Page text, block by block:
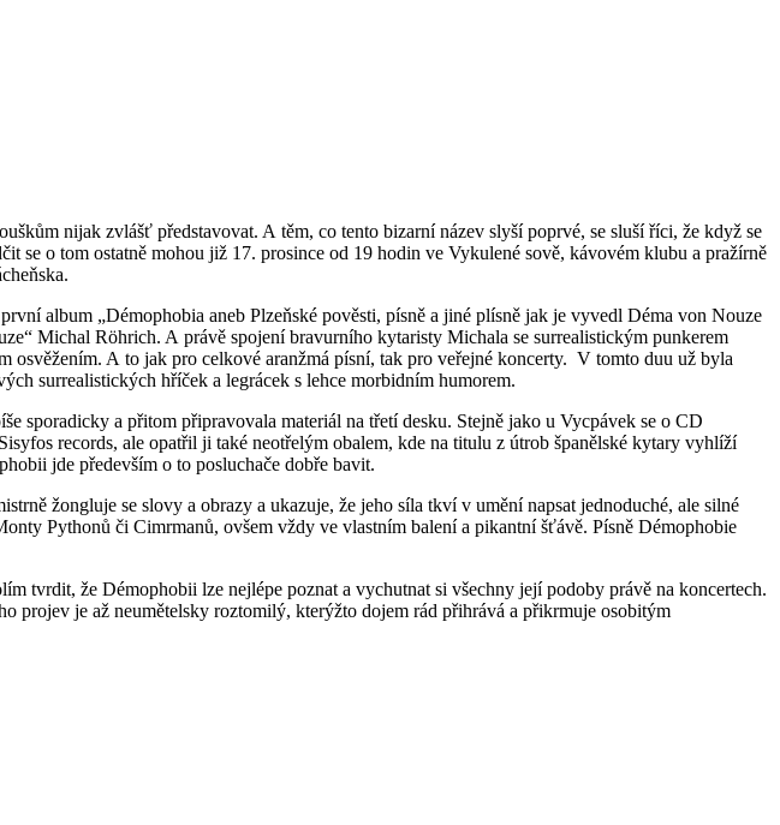
nijak zvlášť představovat. A těm, co tento bizarní název slyší poprvé, se sluší říci, že když se
o tom ostatně mohou již 17. prosince od 19 hodin ve Vykulené sově, kávovém klubu a pražírně
album „Démophobia aneb Plzeňské pověsti, písně a jiné plísně jak je vyvedl Déma von Nouze
Michal Röhrich. A právě spojení bravurního kytaristy Michala se surrealistickým punkerem
osvěžením. A to jak pro celkové aranžmá písní, tak pro veřejné koncerty. V tomto duu už byla
surrealistických hříček a legrácek s lehce morbidním humorem.
sporadicky a přitom připravovala materiál na třetí desku. Stejně jako u Vycpávek se o CD
records, ale opatřil ji také neotřelým obalem, kde na titulu z útrob španělské kytary vyhlíží
jde především o to posluchače dobře bavit.
žongluje se slovy a obrazy a ukazuje, že jeho síla tkví v umění napsat jednoduché, ale silné
Pythonů či Cimrmanů, ovšem vždy ve vlastním balení a pikantní šťávě. Písně Démophobie
tvrdit, že Démophobii lze nejlépe poznat a vychutnat si všechny její podoby právě na koncertech.
projev je až neumětelsky roztomilý, kterýžto dojem rád přihrává a přikrmuje osobitým